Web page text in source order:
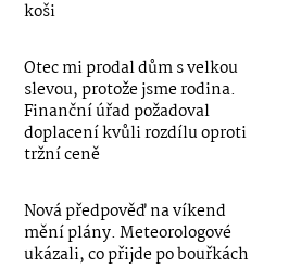
koši
Otec mi prodal dům s velkou
slevou, protože jsme rodina.
Finanční úřad požadoval
doplacení kvůli rozdílu oproti
tržní ceně
Nová předpověď na víkend
mění plány. Meteorologové
ukázali, co přijde po bouřkách